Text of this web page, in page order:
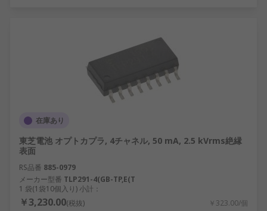
在庫あり
東芝電池 オプトカプラ, 4チャネル, 50 mA, 2.5 kVrms絶縁
表面
RS品番 885-0979
メーカー型番 TLP291-4(GB-TP,E(T
1 袋(1袋10個入り) 小計：
￥3,230.00(税抜) ￥323.00/個